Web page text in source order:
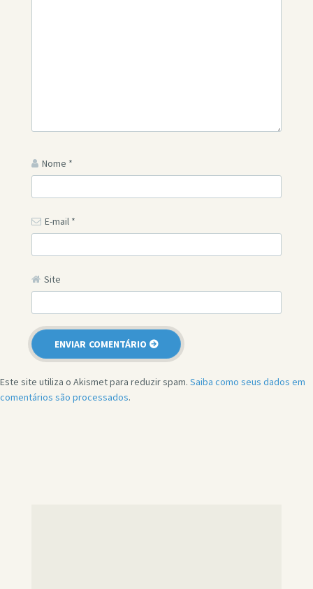
Nome *
E-mail *
Site
Este site utiliza o Akismet para reduzir spam. Saiba como seus dados em
comentários são processados.